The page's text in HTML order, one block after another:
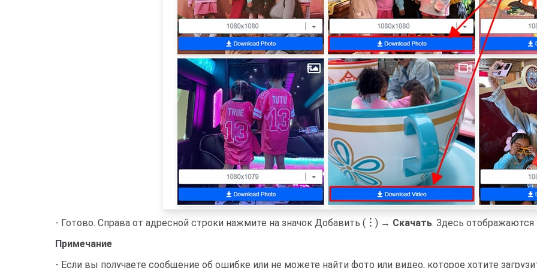
- Готово. Справа от адресной строки нажмите на значок Добавить ( ︙ ) → Скачать. Здесь
Примечание
- Если вы получаете сообщение об ошибке или не можете найти фото или видео, которое хотите